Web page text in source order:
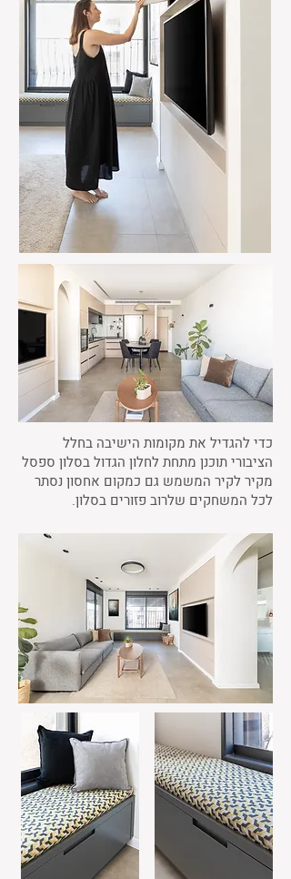
כדי להגדיל את מקומות הישיבה בחלל
הציבורי תוכנן מתחת לחלון הגדול בסלון ספסל
מקיר לקיר המשמש גם כמקום אחסון נסתר
לכל המשחקים שלרוב פזורים בסלון.